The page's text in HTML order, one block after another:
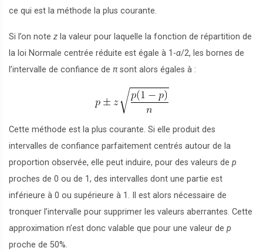
ce qui est la méthode la plus courante.
Si l’on note z la valeur pour laquelle la fonction de répartition de
la loi Normale centrée réduite est égale à 1-α/2, les bornes de
l’intervalle de confiance de πsont alors égales à :
Cette méthode est la plus courante. Si elle produit des
intervalles de confiance parfaitement centrés autour de la
proportion observée, elle peut induire, pour des valeurs de p
proches de 0 ou de 1, des intervalles dont une partie est
inférieure à 0 ou supérieure à 1. Il est alors nécessaire de
tronquer l’intervalle pour supprimer les valeurs aberrantes. Cette
approximation n’est donc valable que pour une valeur de p
proche de 50%.